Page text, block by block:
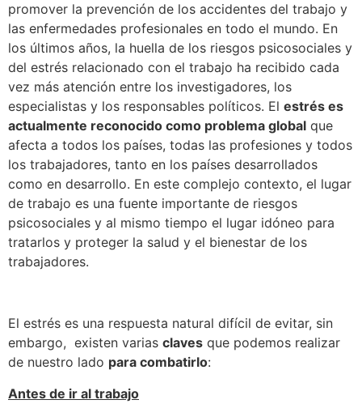
promover la prevención de los accidentes del trabajo y
las enfermedades profesionales en todo el mundo. En
los últimos años, la huella de los riesgos psicosociales y
del estrés relacionado con el trabajo ha recibido cada
vez más atención entre los investigadores, los
especialistas y los responsables políticos. El estrés es
actualmente reconocido como problema global que
afecta a todos los países, todas las profesiones y todos
los trabajadores, tanto en los países desarrollados
como en desarrollo. En este complejo contexto, el lugar
de trabajo es una fuente importante de riesgos
psicosociales y al mismo tiempo el lugar idóneo para
tratarlos y proteger la salud y el bienestar de los
trabajadores.
El estrés es una respuesta natural difícil de evitar, sin
embargo, existen varias claves que podemos realizar
de nuestro lado para combatirlo:
Antes de ir al trabajo